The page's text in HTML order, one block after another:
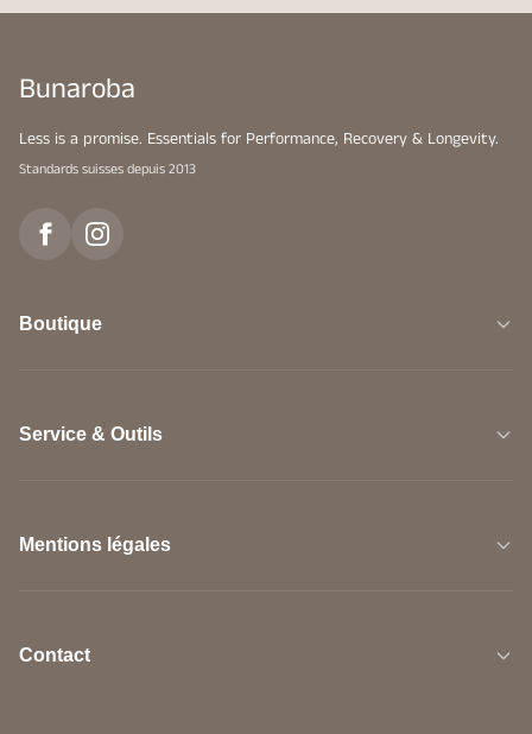
Bunaroba
Less is a promise. Essentials for Performance, Recovery & Longevity.
Standards suisses depuis 2013
Boutique
Service & Outils
Mentions légales
Contact